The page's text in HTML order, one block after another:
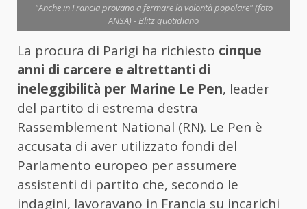
"Anche in Francia provano a fermare la volontà popolare" (foto
ANSA) - Blitz quotidiano
La procura di Parigi ha richiesto cinque
anni di carcere e altrettanti di
ineleggibilità per Marine Le Pen, leader
del partito di estrema destra
Rassemblement National (RN). Le Pen è
accusata di aver utilizzato fondi del
Parlamento europeo per assumere
assistenti di partito che, secondo le
indagini, lavoravano in Francia su incarichi